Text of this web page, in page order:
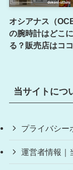
オシアナス（
の腕時計はどこ
る？販売店はココ
当サイトにつ
プライバシー
運営者情報｜